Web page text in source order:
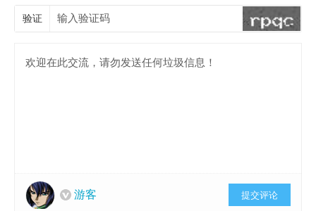
验证
游客 提交评论